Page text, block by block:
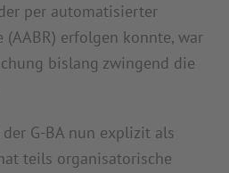
per automatisierter
erfolgen konnte, war
bislang zwingend die
G-BA nun explizit als
teils organisatorische